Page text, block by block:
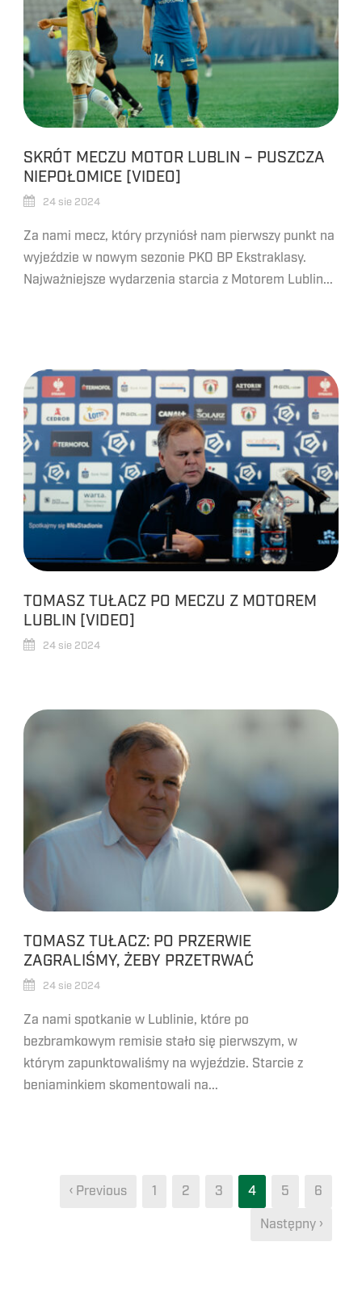
SKRÓT MECZU MOTOR LUBLIN – PUSZCZA
NIEPOŁOMICE [VIDEO]
24 sie 2024
Za nami mecz, który przyniósł nam pierwszy punkt na
wyjeździe w nowym sezonie PKO BP Ekstraklasy.
Najważniejsze wydarzenia starcia z Motorem Lublin...
TOMASZ TUŁACZ PO MECZU Z MOTOREM
LUBLIN [VIDEO]
24 sie 2024
TOMASZ TUŁACZ: PO PRZERWIE
ZAGRALIŚMY, ŻEBY PRZETRWAĆ
24 sie 2024
Za nami spotkanie w Lublinie, które po
bezbramkowym remisie stało się pierwszym, w
którym zapunktowaliśmy na wyjeździe. Starcie z
beniaminkiem skomentowali na...
‹ Previous 1 2 3 4 5 6
Następny ›